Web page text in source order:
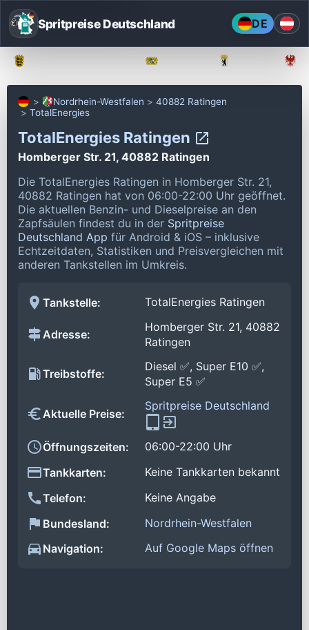
Spritpreise Deutschland DE
Nordrhein-Westfalen
40882 Ratingen
TotalEnergies
TotalEnergies Ratingen
Homberger Str. 21, 40882 Ratingen
Die TotalEnergies Ratingen in Homberger Str. 21,
40882 Ratingen hat von 06:00-22:00 Uhr geöffnet.
Die aktuellen Benzin- und Dieselpreise an den
Zapfsäulen findest du in der Spritpreise
Deutschland App für Android & iOS – inklusive
Echtzeitdaten, Statistiken und Preisvergleichen mit
anderen Tankstellen im Umkreis.
Tankstelle: TotalEnergies Ratingen
Adresse:
Homberger Str. 21, 40882
Ratingen
Treibstoffe:
Diesel ✅, Super E10 ✅,
Super E5 ✅
Aktuelle Preise:
Spritpreise Deutschland
Öffnungszeiten:
06:00-22:00 Uhr
Tankkarten:
Keine Tankkarten bekannt
Telefon:
Keine Angabe
Bundesland:
Nordrhein-Westfalen
Navigation:
Auf Google Maps öffnen